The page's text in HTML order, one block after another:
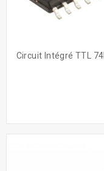
Circuit Intégré TTL